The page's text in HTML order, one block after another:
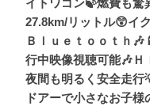
イトワゴン🍃燃費も驚
27.8km/リットル😲イ
Ｂｌｕｅｔｏｏｔｈ
行中映像視聴可能🎶Ｈ
夜間も明るく安全走行
ドアーで小さなお子